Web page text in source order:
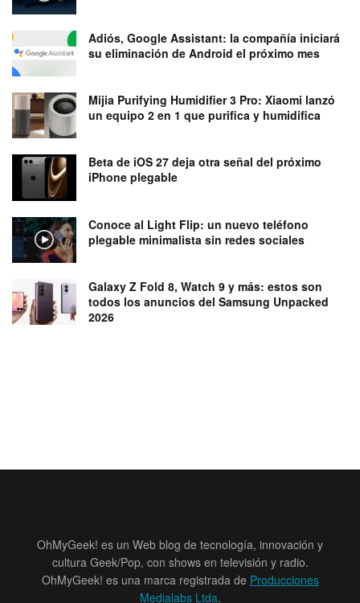
Adiós, Google Assistant: la compañía iniciará
su eliminación de Android el próximo mes
Mijia Purifying Humidifier 3 Pro: Xiaomi lanzó
un equipo 2 en 1 que purifica y humidifica
Beta de iOS 27 deja otra señal del próximo
iPhone plegable
Conoce al Light Flip: un nuevo teléfono
plegable minimalista sin redes sociales
Galaxy Z Fold 8, Watch 9 y más: estos son
todos los anuncios del Samsung Unpacked
2026
OhMyGeek! es un Web blog de tecnología, innovación y
cultura Geek/Pop, con shows en televisión y radio.
OhMyGeek! es una marca registrada de Producciones
Medialabs Ltda.